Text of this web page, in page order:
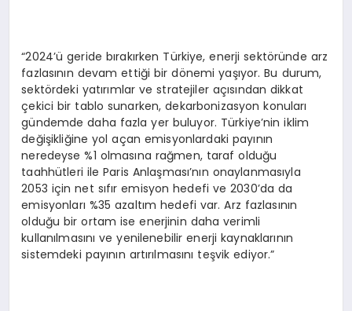
“2024’ü geride bırakırken Türkiye, enerji sektöründe arz
fazlasının devam ettiği bir dönemi yaşıyor. Bu durum,
sektördeki yatırımlar ve stratejiler açısından dikkat
çekici bir tablo sunarken, dekarbonizasyon konuları
gündemde daha fazla yer buluyor. Türkiye’nin iklim
değişikliğine yol açan emisyonlardaki payının
neredeyse %1 olmasına rağmen, taraf olduğu
taahhütleri ile Paris Anlaşması’nın onaylanmasıyla
2053 için net sıfır emisyon hedefi ve 2030’da da
emisyonları %35 azaltım hedefi var. Arz fazlasının
olduğu bir ortam ise enerjinin daha verimli
kullanılmasını ve yenilenebilir enerji kaynaklarının
sistemdeki payının artırılmasını teşvik ediyor.”